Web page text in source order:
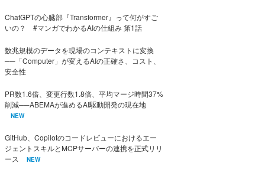
ChatGPTの心臓部『Transformer』って何がすご
いの？ #マンガでわかるAIの仕組み 第1話
数兆規模のデータを現場のコンテキストに変換
──「Computer」が変えるAIの正確さ、コスト、
安全性
PR数1.6倍、変更行数1.8倍、平均マージ時間37%
削減──ABEMAが進めるAI駆動開発の現在地
NEW
GitHub、Copilotのコードレビューにおけるエー
ジェントスキルとMCPサーバーの連携を正式リリ
ース
NEW